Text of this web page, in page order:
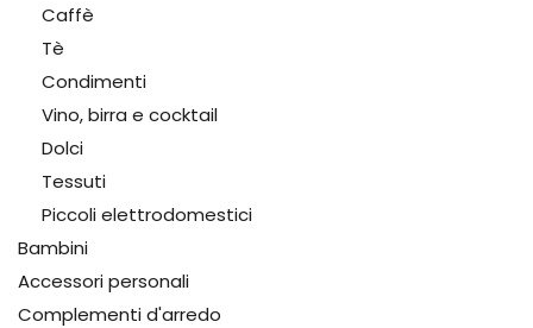
Caffè
Tè
Condimenti
Vino, birra e cocktail
Dolci
Tessuti
Piccoli elettrodomestici
Bambini
Accessori personali
Complementi d'arredo